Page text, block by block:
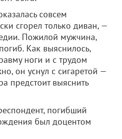
совсем
сгорел только диван, —
Пожилой мужчина,
Как выяснилось,
ноги и с трудом
он уснул с сигаретой —
предстоит выяснить
погибший
был доцентом